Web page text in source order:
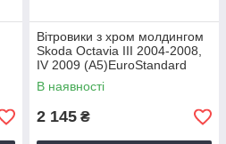
Вітровики з хром молдингом
Skoda Octavia III 2004-2008,
IV 2009 (А5)EuroStandard
Cobra Tuning
В наявності
2 145 ₴